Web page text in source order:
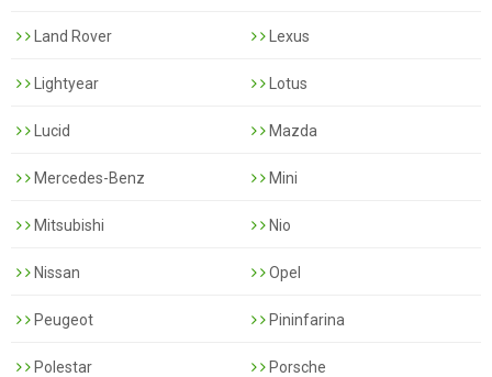
Land Rover Lexus
Lightyear Lotus
Lucid Mazda
Mercedes-Benz Mini
Mitsubishi Nio
Nissan Opel
Peugeot Pininfarina
Polestar Porsche